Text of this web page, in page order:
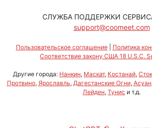
СЛУЖБА ПОДДЕРЖКИ
support@coomeet.com
Пользовательское соглашение| Политика
Соответствие закону США 18 U.S.C.
Другие города: Нанкин, Маскат, Костанай,
Протвино, Ярославль, Дагестанские Огни, Асуан
Лейден, Тунис и т.д.